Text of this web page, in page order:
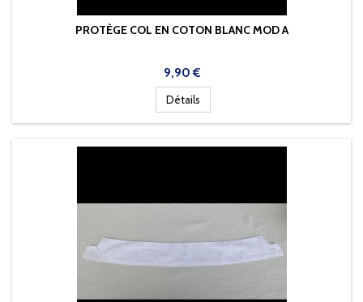
PROTÈGE COL EN COTON BLANC MOD A
Prix
9,90 €
Détails